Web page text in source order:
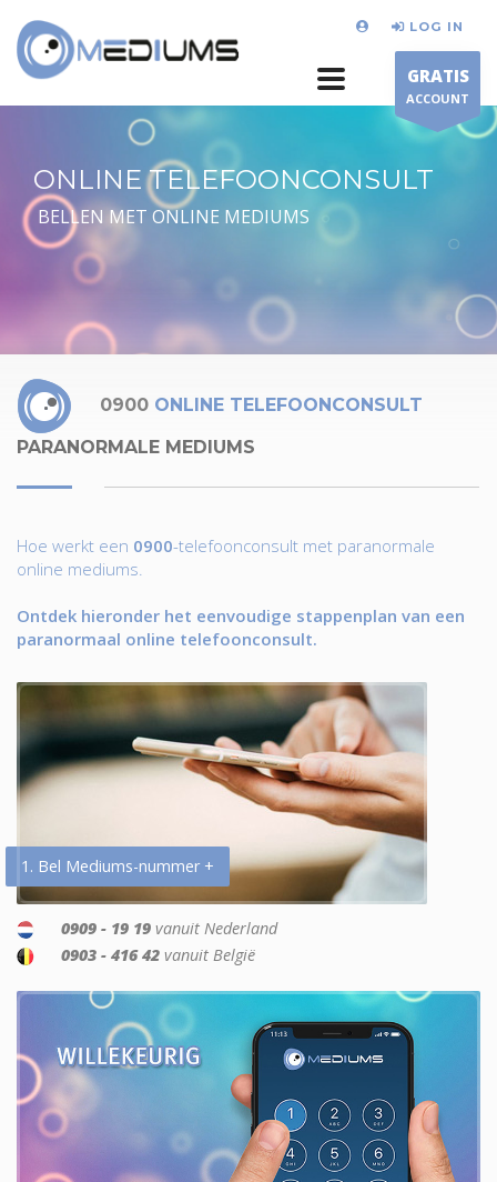
LOG IN
GRATIS
ACCOUNT
ONLINE TELEFOONCONSULT
BELLEN MET ONLINE MEDIUMS
0900 ONLINE TELEFOONCONSULT
PARANORMALE MEDIUMS
Hoe werkt een 0900-telefoonconsult met paranormale
online mediums.
Ontdek hieronder het eenvoudige stappenplan van een
paranormaal online telefoonconsult.
1. Bel Mediums-nummer +
0909 - 19 19 vanuit Nederland
0903 - 416 42 vanuit België